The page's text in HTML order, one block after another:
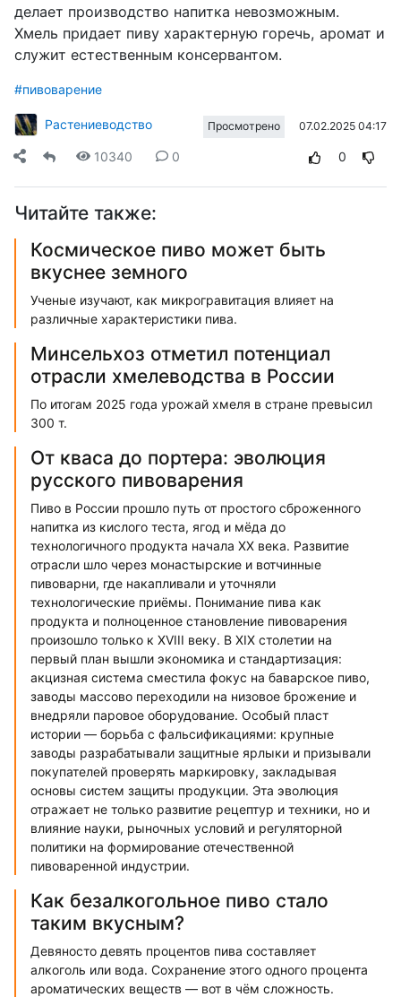
делает производство напитка невозможным.
Хмель придает пиву характерную горечь, аромат и
служит естественным консервантом.
#пивоварение
Растениеводство Просмотрено 07.02.2025 04:17
10340 0 0
Читайте также:
Космическое пиво может быть
вкуснее земного
Ученые изучают, как микрогравитация влияет на
различные характеристики пива.
Минсельхоз отметил потенциал
отрасли хмелеводства в России
По итогам 2025 года урожай хмеля в стране превысил
300 т.
От кваса до портера: эволюция
русского пивоварения
Пиво в России прошло путь от простого сброженного
напитка из кислого теста, ягод и мёда до
технологичного продукта начала XX века. Развитие
отрасли шло через монастырские и вотчинные
пивоварни, где накапливали и уточняли
технологические приёмы. Понимание пива как
продукта и полноценное становление пивоварения
произошло только к XVIII веку. В XIX столетии на
первый план вышли экономика и стандартизация:
акцизная система сместила фокус на баварское пиво,
заводы массово переходили на низовое брожение и
внедряли паровое оборудование. Особый пласт
истории — борьба с фальсификациями: крупные
заводы разрабатывали защитные ярлыки и призывали
покупателей проверять маркировку, закладывая
основы систем защиты продукции. Эта эволюция
отражает не только развитие рецептур и техники, но и
влияние науки, рыночных условий и регуляторной
политики на формирование отечественной
пивоваренной индустрии.
Как безалкогольное пиво стало
таким вкусным?
Девяносто девять процентов пива составляет
алкоголь или вода. Сохранение этого одного процента
ароматических веществ — вот в чём сложность.